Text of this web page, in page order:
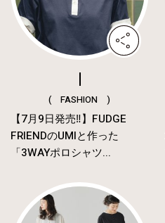
( FASHION )
【7月9日発売‼︎】FUDGE
FRIENDのUMIと作った
「3WAYポロシャツ...